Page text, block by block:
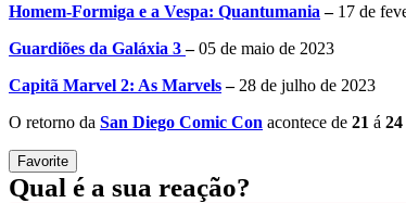
Homem-Formiga e a Vespa: Quantumania – 17 de
Guardiões da Galáxia 3–05 de maio de 2023
Capitã Marvel 2: As Marvels– 28 de julho de 2023
O retorno da San Diego Comic Con acontece de 21 á
Favorite
Qual é a sua reação?